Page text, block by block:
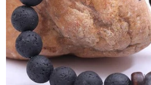
Ouvrir le média 5 en mode modal